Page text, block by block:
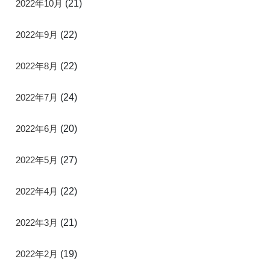
2022年10月 (21)
2022年9月 (22)
2022年8月 (22)
2022年7月 (24)
2022年6月 (20)
2022年5月 (27)
2022年4月 (22)
2022年3月 (21)
2022年2月 (19)